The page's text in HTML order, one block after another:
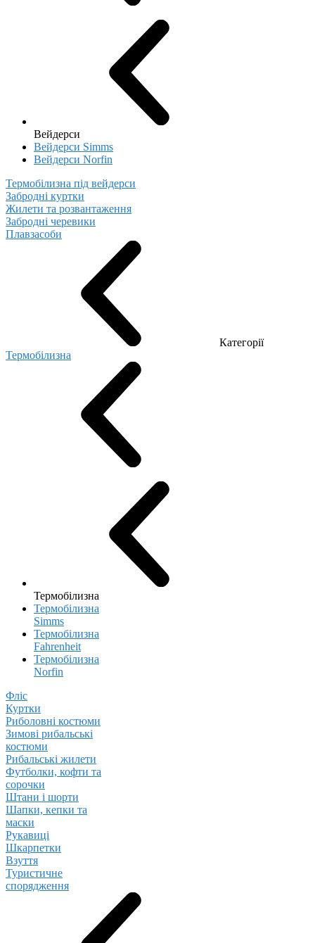
Вейдерси
Вейдерси Simms
Вейдерси Norfin
Термобілизна під вейдерси
Забродні куртки
Жилети та розвантаження
Забродні черевики
Плавзасоби
Категорії
Термобілизна
Термобілизна
Термобілизна
Simms
Термобілизна
Fahrenheit
Термобілизна
Norfin
Фліс
Куртки
Риболовні костюми
Зимові рибальські
костюми
Рибальські жилети
Футболки, кофти та
сорочки
Штани і шорти
Шапки, кепки та
маски
Рукавиці
Шкарпетки
Взуття
Туристичне
спорядження